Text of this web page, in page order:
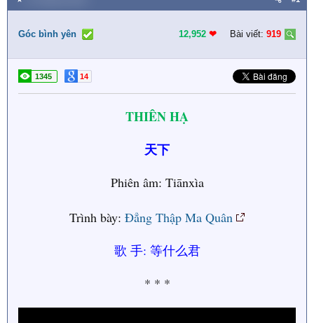
Góc bình yên 12,952 ❤︎ Bài viết: 919
1345 14
THIÊN HẠ
天下
Phiên âm: Tiānxìa
Trình bày: Đẳng Thập Ma Quân
歌 手: 等什么君
* * *